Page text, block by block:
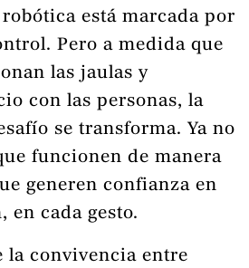
está marcada por
Pero a medida que
las jaulas y
con las personas, la
se transforma. Ya no
funcionen de manera
generen confianza en
en cada gesto.
la convivencia entre